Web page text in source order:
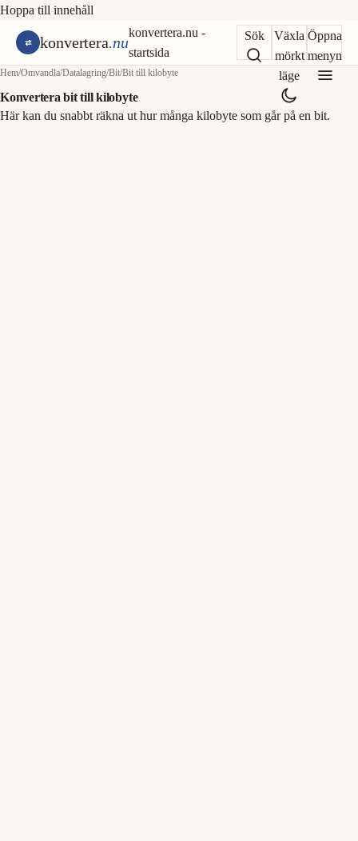
Hoppa till innehåll
konvertera.nu
konvertera.nu -
startsida
Sök
Växla
mörkt
läge
Öppna
menyn
Hem/Omvandla/Datalagring/Bit/Bit till kilobyte
Konvertera bit till kilobyte
Här kan du snabbt räkna ut hur många kilobyte som går på en bit.